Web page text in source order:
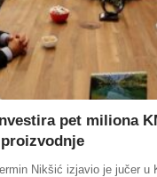
pet miliona
Nikšić izjavio je jučer u